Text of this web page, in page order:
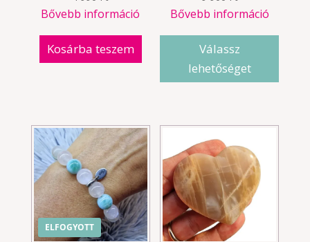
Bővebb információ
Kosárba teszem
Bővebb információ
Válassz
lehetőséget
ELFOGYOTT